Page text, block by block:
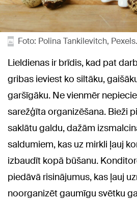
Foto: Polina Tankilevitch,
Lieldienas ir brīdis, kad pat
gribas ieviest ko siltāku,
garšīgāku. Ne vienmēr
sarežģīta organizēšana. Bieži
saklātu galdu, dažām
saldumiem, kas uz mirkli ļauj
izbaudīt kopā būšanu.
piedāvā risinājumus, kas ļauj
noorganizēt gaumīgu svētku